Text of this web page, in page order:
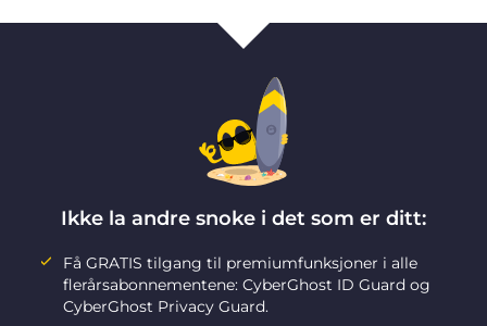
Ikke la andre snoke i det som er ditt:
Få GRATIS tilgang til premiumfunksjoner i alle
flerårsabonnementene: CyberGhost ID Guard og
CyberGhost Privacy Guard.